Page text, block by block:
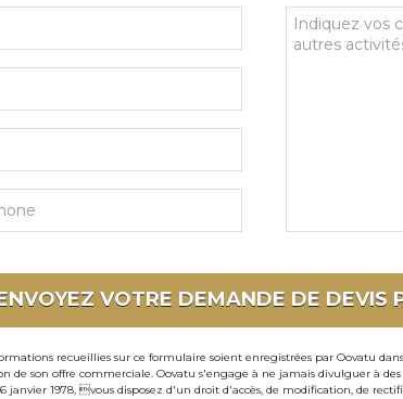
Vos
commentaires
VOTRE DEMANDE DE DEVIS
recueillies sur ce formulaire soient enregistrées par Oovatu
son offre commerciale. Oovatu s'engage à ne jamais divulguer à
1978, vous disposez d'un droit d'accès, de modification, de